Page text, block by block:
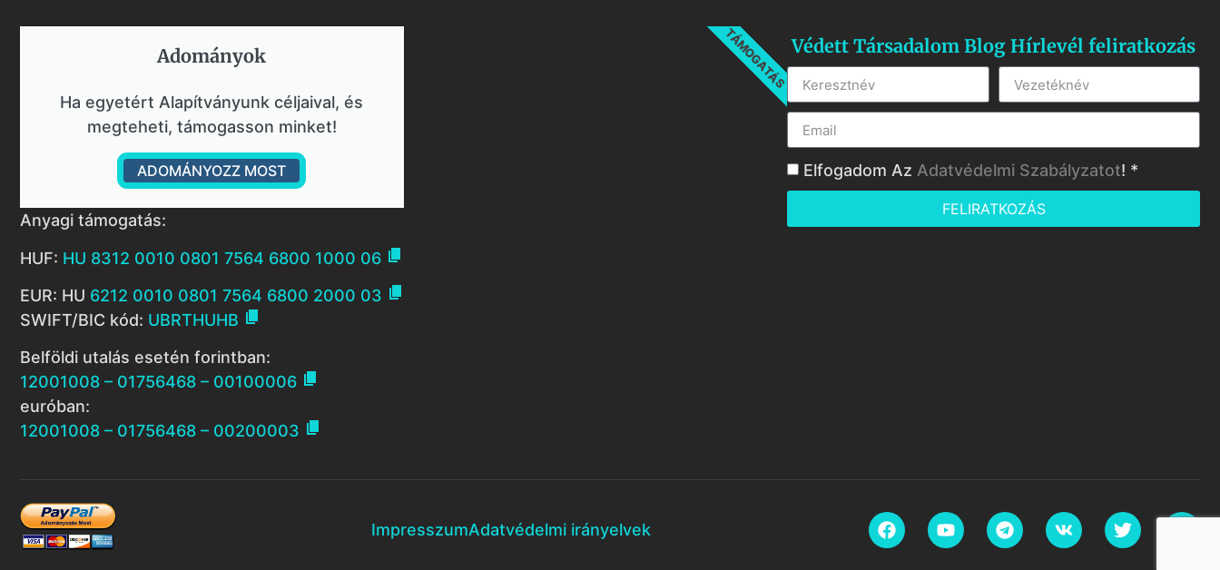
Adományok​
Ha egyetért Alapítványunk céljaival, és
megteheti, támogasson minket!
ADOMÁNYOZZ MOST
TÁMOGATÁS
Anyagi támogatás:
HUF: HU 8312 0010 0801 7564 6800 1000 06 
EUR: HU 6212 0010 0801 7564 6800 2000 03 
SWIFT/BIC kód: UBRTHUHB 
Belföldi utalás esetén forintban:
12001008 – 01756468 – 00100006 
euróban:
12001008 – 01756468 – 00200003 
Védett Társadalom Blog Hírlevél feliratkozás
Elfogadom Az Adatvédelmi Szabályzatot! *
FELIRATKOZÁS
ImpresszumAdatvédelmi irányelvek